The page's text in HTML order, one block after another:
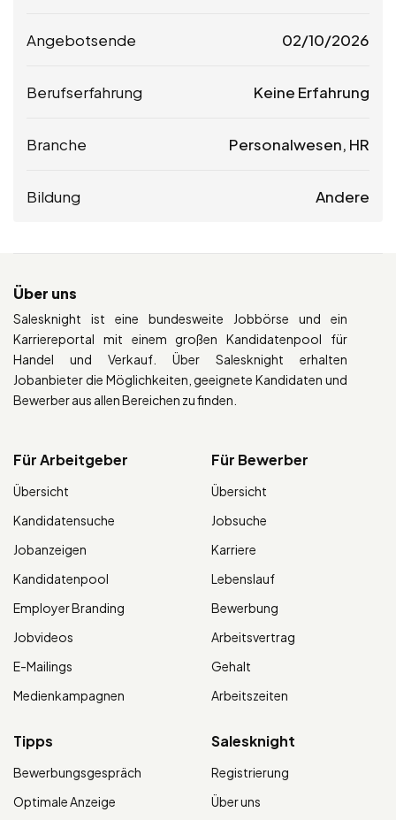
Angebotsende 02/10/2026
Berufserfahrung Keine Erfahrung
Branche Personalwesen, HR
Bildung Andere
Über uns
Salesknight ist eine bundesweite Jobbörse und ein
Karriereportal mit einem großen Kandidatenpool für
Handel und Verkauf. Über Salesknight erhalten
Jobanbieter die Möglichkeiten, geeignete Kandidaten und
Bewerber aus allen Bereichen zu finden.
Für Arbeitgeber
Übersicht
Kandidatensuche
Jobanzeigen
Kandidatenpool
Employer Branding
Jobvideos
E-Mailings
Medienkampagnen
Für Bewerber
Übersicht
Jobsuche
Karriere
Lebenslauf
Bewerbung
Arbeitsvertrag
Gehalt
Arbeitszeiten
Tipps
Bewerbungsgespräch
Optimale Anzeige
Salesknight
Registrierung
Über uns